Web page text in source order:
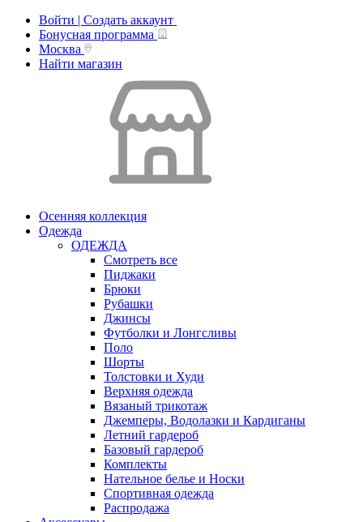
Войти | Создать аккаунт
Бонусная программа
Москва
Найти магазин
Осенняя коллекция
Одежда
ОДЕЖДА
Смотреть все
Пиджаки
Брюки
Рубашки
Джинсы
Футболки и Лонгсливы
Поло
Шорты
Толстовки и Худи
Верхняя одежда
Вязаный трикотаж
Джемперы, Водолазки и Кардиганы
Летний гардероб
Базовый гардероб
Комплекты
Нательное белье и Носки
Спортивная одежда
Распродажа